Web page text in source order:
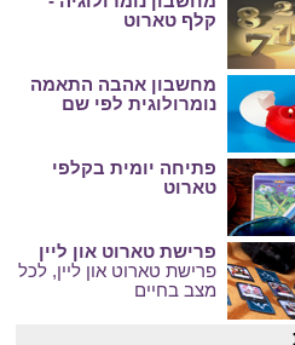
קלף טארוט
מחשבון אהבה התאמה
נומרולוגית לפי שם
פתיחה יומית בקלפי
טארוט
פרישת טארוט און ליין
פרישת טארוט און ליין, לכל
מצב בחיים